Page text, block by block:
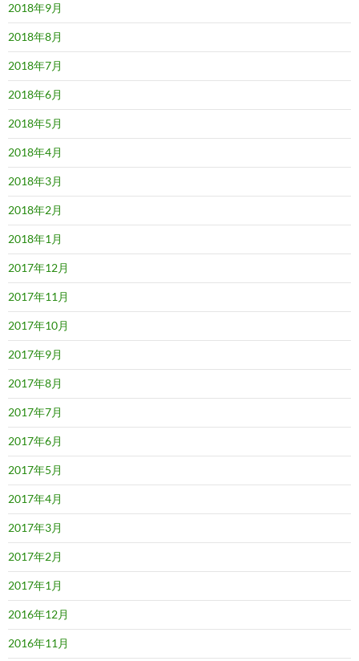
2018年9月
2018年8月
2018年7月
2018年6月
2018年5月
2018年4月
2018年3月
2018年2月
2018年1月
2017年12月
2017年11月
2017年10月
2017年9月
2017年8月
2017年7月
2017年6月
2017年5月
2017年4月
2017年3月
2017年2月
2017年1月
2016年12月
2016年11月